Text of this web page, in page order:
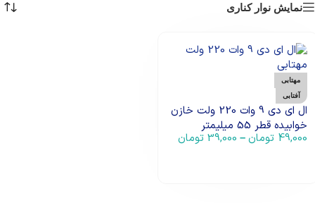
نمایش نوار کناری
مهتابی
آفتابی
ال ای دی 9 وات 220 ولت خازن
خوابیده قطر 55 میلیمتر
49,000 تومان –
39,000 تومان